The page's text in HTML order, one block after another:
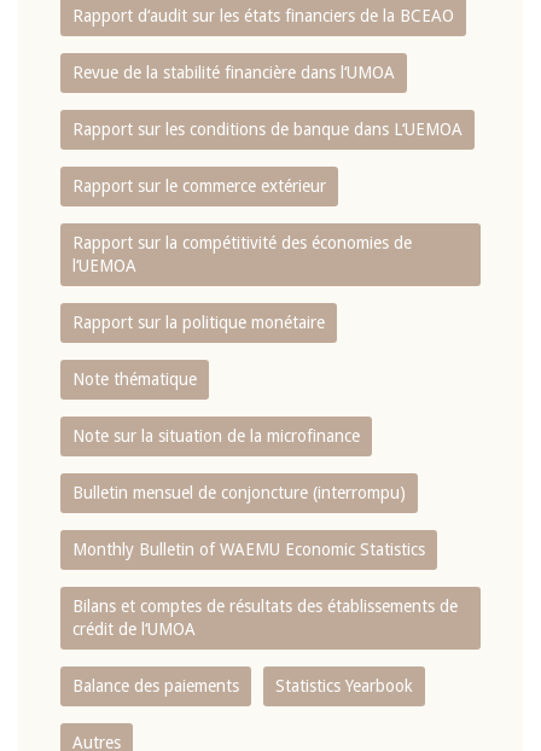
Rapport d‘audit sur les états financiers de la BCEAO
Revue de la stabilité financière dans l‘UMOA
Rapport sur les conditions de banque dans L‘UEMOA
Rapport sur le commerce extérieur
Rapport sur la compétitivité des économies de
l‘UEMOA
Rapport sur la politique monétaire
Note thématique
Note sur la situation de la microfinance
Bulletin mensuel de conjoncture (interrompu)
Monthly Bulletin of WAEMU Economic Statistics
Bilans et comptes de résultats des établissements de
crédit de l‘UMOA
Balance des paiements Statistics Yearbook
Autres